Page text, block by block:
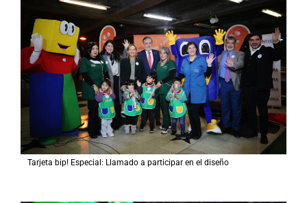
Tarjeta bip! Especial: Llamado a participar en el diseño